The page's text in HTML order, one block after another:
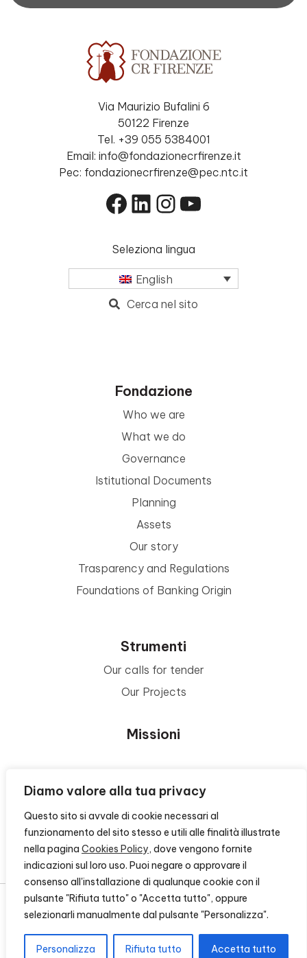
Diamo valore alla tua privacy
Questo sito si avvale di cookie necessari al
funzionamento del sito stesso e utili alle finalità illustrate
nella pagina Cookies Policy, dove vengono fornite
indicazioni sul loro uso. Puoi negare o approvare il
consenso all'installazione di qualunque cookie con il
pulsante "Rifiuta tutto" o "Accetta tutto", oppure
selezionarli manualmente dal pulsante "Personalizza".
Personalizza Rifiuta tutto Accetta tutto
Via Maurizio Bufalini 6
50122 Firenze
Tel. +39 055 5384001
Email: info@fondazionecrfirenze.it
Pec: fondazionecrfirenze@pec.ntc.it
Facebook
LinkedIn
Instagram
YouTube
Seleziona lingua
English
Cerca nel sito
Fondazione
Who we are
What we do
Governance
Istitutional Documents
Planning
Assets
Our story
Trasparency and Regulations
Foundations of Banking Origin
Strumenti
Our calls for tender
Our Projects
Missioni
Area Beneficiari
Privacy e Informative
Contacts
© 2026 - FONDAZIONE CR FIRENZE - CF 00524310489 -
CREDITS